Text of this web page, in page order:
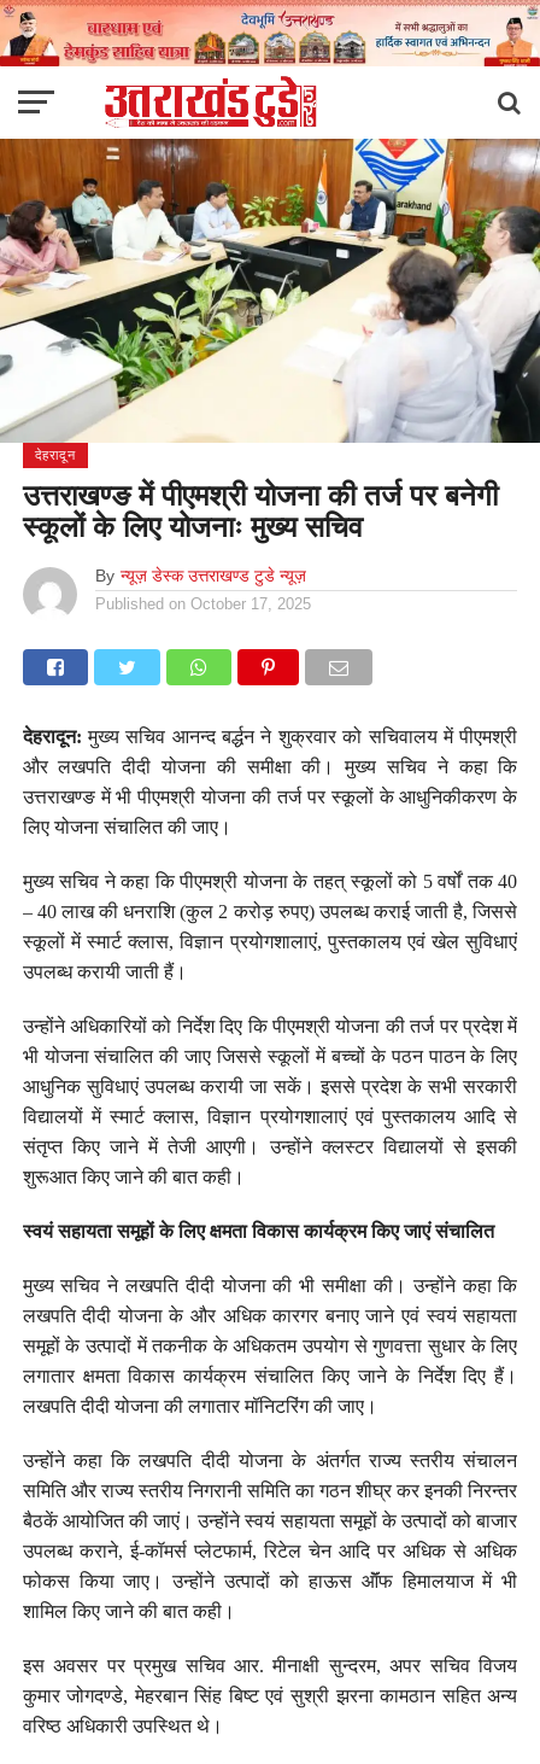
देहरादून
उत्तराखण्ङ में पीएमश्री योजना की तर्ज पर बनेगी
स्कूलों के लिए योजनाः मुख्य सचिव
By न्यूज़ डेस्क उत्तराखण्ड टुडे न्यूज़
Published on October 17, 2025
देहरादून: मुख्य सचिव आनन्द बर्द्धन ने शुक्रवार को सचिवालय में पीएमश्री
और लखपति दीदी योजना की समीक्षा की। मुख्य सचिव ने कहा कि
उत्तराखण्ङ में भी पीएमश्री योजना की तर्ज पर स्कूलों के आधुनिकीकरण के
लिए योजना संचालित की जाए।
मुख्य सचिव ने कहा कि पीएमश्री योजना के तहत् स्कूलों को 5 वर्षों तक 40
– 40 लाख की धनराशि (कुल 2 करोड़ रुपए) उपलब्ध कराई जाती है, जिससे
स्कूलों में स्मार्ट क्लास, विज्ञान प्रयोगशालाएं, पुस्तकालय एवं खेल सुविधाएं
उपलब्ध करायी जाती हैं।
उन्होंने अधिकारियों को निर्देश दिए कि पीएमश्री योजना की तर्ज पर प्रदेश में
भी योजना संचालित की जाए जिससे स्कूलों में बच्चों के पठन पाठन के लिए
आधुनिक सुविधाएं उपलब्ध करायी जा सकें। इससे प्रदेश के सभी सरकारी
विद्यालयों में स्मार्ट क्लास, विज्ञान प्रयोगशालाएं एवं पुस्तकालय आदि से
संतृप्त किए जाने में तेजी आएगी। उन्होंने क्लस्टर विद्यालयों से इसकी
शुरूआत किए जाने की बात कही।
स्वयं सहायता समूहों के लिए क्षमता विकास कार्यक्रम किए जाएं संचालित
मुख्य सचिव ने लखपति दीदी योजना की भी समीक्षा की। उन्होंने कहा कि
लखपति दीदी योजना के और अधिक कारगर बनाए जाने एवं स्वयं सहायता
समूहों के उत्पादों में तकनीक के अधिकतम उपयोग से गुणवत्ता सुधार के लिए
लगातार क्षमता विकास कार्यक्रम संचालित किए जाने के निर्देश दिए हैं।
लखपति दीदी योजना की लगातार मॉनिटरिंग की जाए।
उन्होंने कहा कि लखपति दीदी योजना के अंतर्गत राज्य स्तरीय संचालन
समिति और राज्य स्तरीय निगरानी समिति का गठन शीघ्र कर इनकी निरन्तर
बैठकें आयोजित की जाएं। उन्होंने स्वयं सहायता समूहों के उत्पादों को बाजार
उपलब्ध कराने, ई-कॉमर्स प्लेटफार्म, रिटेल चेन आदि पर अधिक से अधिक
फोकस किया जाए। उन्होंने उत्पादों को हाऊस ऑॅफ हिमालयाज में भी
शामिल किए जाने की बात कही।
इस अवसर पर प्रमुख सचिव आर. मीनाक्षी सुन्दरम, अपर सचिव विजय
कुमार जोगदण्डे, मेहरबान सिंह बिष्ट एवं सुश्री झरना कामठान सहित अन्य
वरिष्ठ अधिकारी उपस्थित थे।